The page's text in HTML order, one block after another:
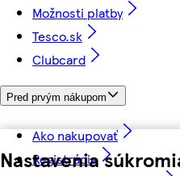
Nastavenia
Možnosti platby
Tesco.sk
Clubcard
Pred prvým nákupom
Ako nakupovať
Registrácia